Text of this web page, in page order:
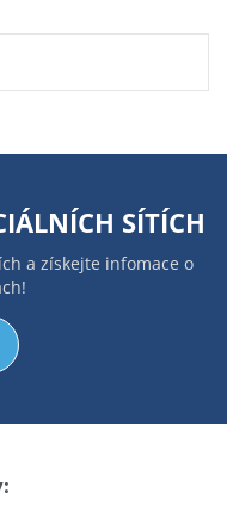
SÍTÍCH
a získejte infomace o